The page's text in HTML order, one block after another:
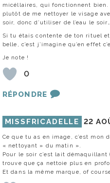
micéllaires, qui fonctionnent bien.
plutôt de me nettoyer le visage
soir, donc d’utiliser de l’eau le soir…
Si tu étais contente de ton rituel
belle, c’est j’imagine qu’en effet
Je note !
0
RÉPONDRE
MISSFRICADELLE 22
Ce que tu as en image, c’est mon
« nettoyant » du matin ».
Pour le soir c’est lait
trouve que ça nettoie plus en
Et dans la même marque, of